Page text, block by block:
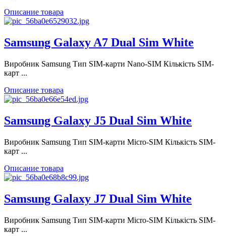
Описание товара
Samsung Galaxy A7 Dual Sim White
Виробник Samsung Тип SIM-карти Nano-SIM Кількість SIM-
карт ...
Описание товара
Samsung Galaxy J5 Dual Sim White
Виробник Samsung Тип SIM-карти Micro-SIM Кількість SIM-
карт ...
Описание товара
Samsung Galaxy J7 Dual Sim White
Виробник Samsung Тип SIM-карти Micro-SIM Кількість SIM-
карт ...